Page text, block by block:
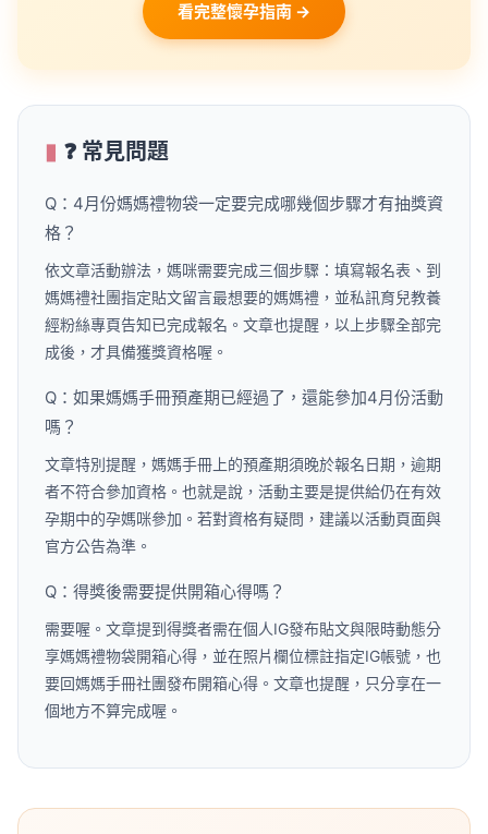
看完整懷孕指南 →
❓ 常見問題
Q：4月份媽媽禮物袋一定要完成哪幾個步驟才有抽獎資
格？
依文章活動辦法，媽咪需要完成三個步驟：填寫報名表、到
媽媽禮社團指定貼文留言最想要的媽媽禮，並私訊育兒教養
經粉絲專頁告知已完成報名。文章也提醒，以上步驟全部完
成後，才具備獲獎資格喔。
Q：如果媽媽手冊預產期已經過了，還能參加4月份活動
嗎？
文章特別提醒，媽媽手冊上的預產期須晚於報名日期，逾期
者不符合參加資格。也就是說，活動主要是提供給仍在有效
孕期中的孕媽咪參加。若對資格有疑問，建議以活動頁面與
官方公告為準。
Q：得獎後需要提供開箱心得嗎？
需要喔。文章提到得獎者需在個人IG發布貼文與限時動態分
享媽媽禮物袋開箱心得，並在照片欄位標註指定IG帳號，也
要回媽媽手冊社團發布開箱心得。文章也提醒，只分享在一
個地方不算完成喔。